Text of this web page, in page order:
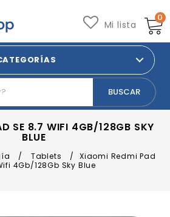
0
Mi lista
SE 8.7 WIFI 4GB/128GB SKY
BLUE
/ Tablets /
Xiaomi Redmi Pad
4Gb/128Gb Sky Blue